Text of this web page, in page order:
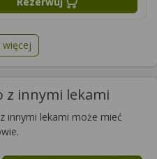
więcej
z innymi lekami
innymi lekami może mieć